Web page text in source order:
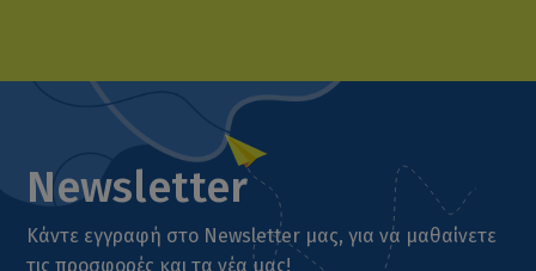
Newsletter
Κάντε εγγραφή στο Newsletter μας, για να μαθαίνετε
τις προσφορές και τα νέα μας!